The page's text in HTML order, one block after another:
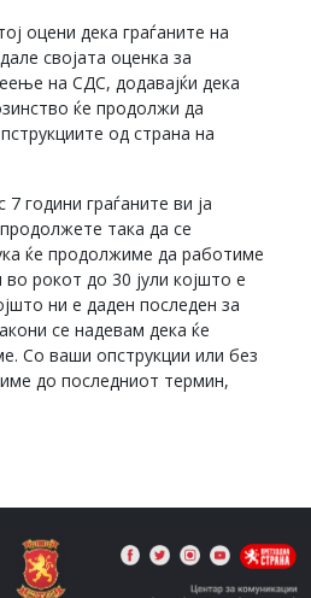
оцени дека граѓаните на
својата оценка за
на СДС, додавајќи дека
ќе продолжи да
од страна на
години граѓаните ви ја
така да се
ќе продолжиме да работиме
рокот до 30 јули којшто е
ни е даден последен за
се надевам дека ќе
Со ваши опструкции или без
до последниот термин,